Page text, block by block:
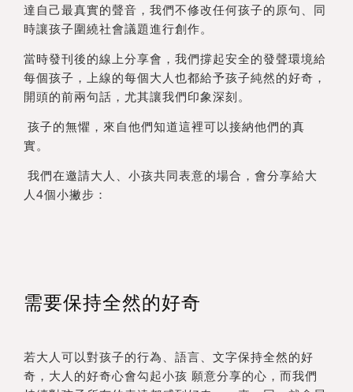
達自己最真實的聲音，我們不修改任何孩子的原句、同
時讓孩子圍繞社會議題進行創作。
當時發刊後的線上分享會，我們撐起安全的發聲環境給
每個孩子，上線的每個大人也都給予孩子純然的好奇，
開頭的前兩句話，尤其讓我們印象深刻。
孩子的無懼，來自他們知道這裡可以接納他們的真
實。
我們在邀請大人、小孩共同表意的場合，會分享給大
人4個小撇步：
需要保持全然的好奇
若大人可以對孩子的行為、語言、文字保持全然的好
奇，大人的好奇心會勾起小孩 願意分享的心，而我們